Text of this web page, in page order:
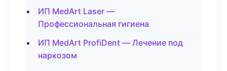
ИП MedArt Laser —
Профессиональная гигиена
ИП MedArt ProfiDent — Лечение под
наркозом